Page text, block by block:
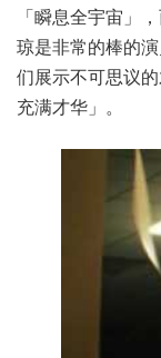
「瞬息全宇宙」
琼是非常的棒的
们展示不可思议
充满才华」。